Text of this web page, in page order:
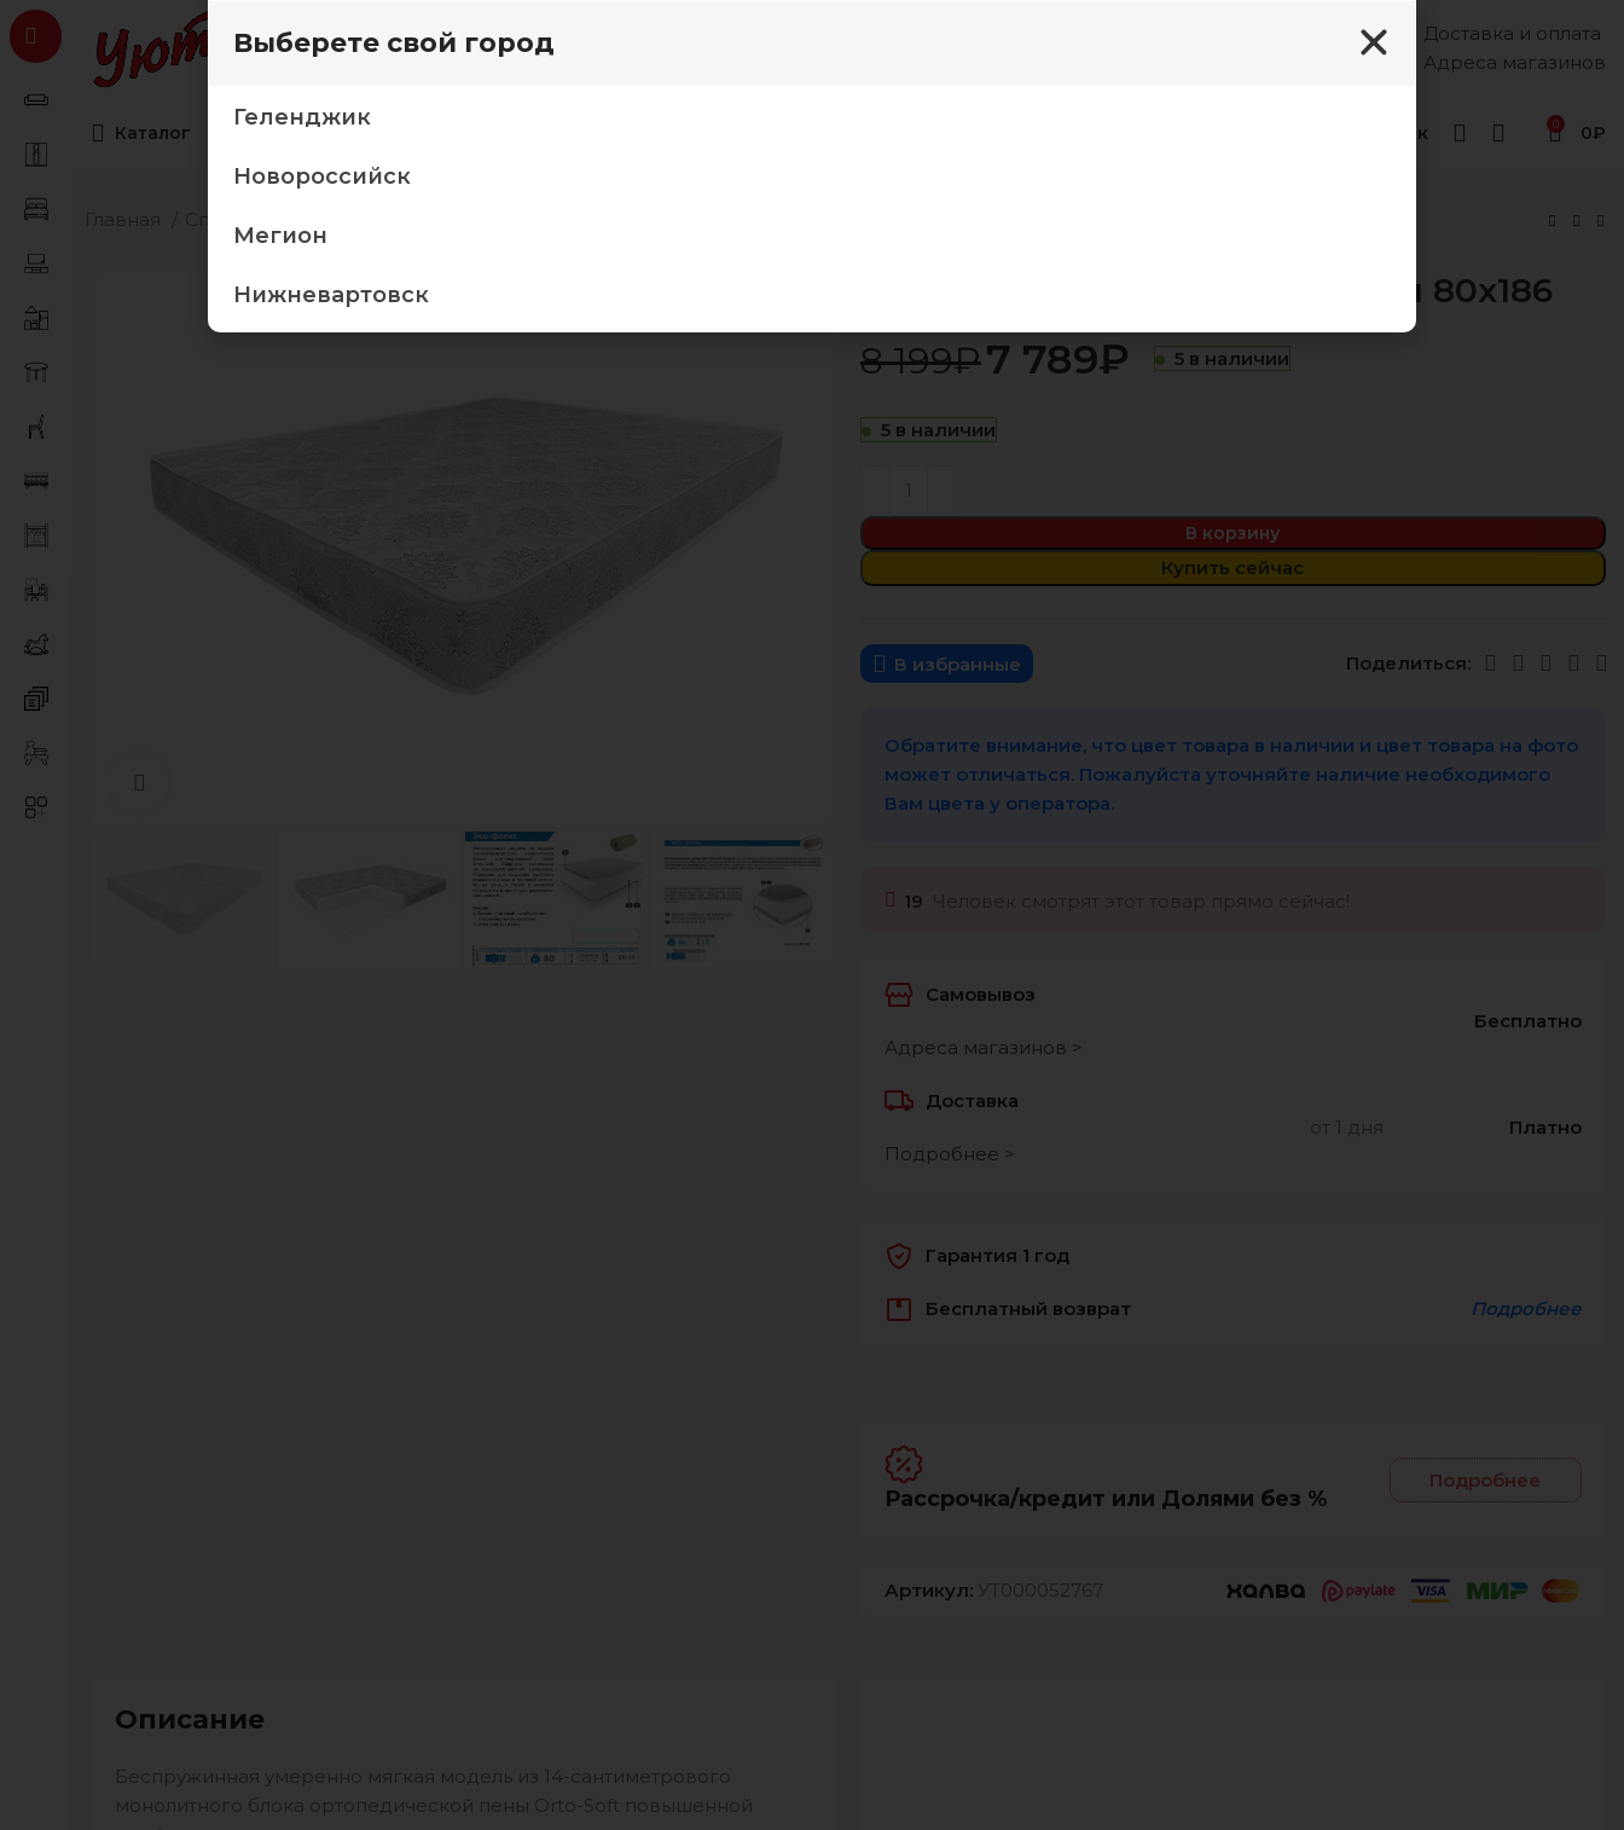
Доставка и оплата
Адреса магазинов
Каталог Коллекции мебели Геленджик 0 0₽
Главная Спальня
Матрас Эко Флекс Без пружин 80х186
8 199₽7 789₽ 5 в наличии
5 в наличии
В корзину
Купить сейчас
В избранные Поделиться:
Обратите внимание, что цвет товара в наличии и цвет товара на фото
может отличаться. Пожалуйста уточняйте наличие необходимого
Вам цвета у оператора.
19
Самовывоз
Адреса магазинов >
Бесплатно
Доставка
Подробнее >
от 1 дня Платно
Гарантия 1 год
Бесплатный возврат Подробнее
Рассрочка/кредит или Долями без %
Подробнее
Артикул: УТ000052767
Описание
Беспружинная умеренно мягкая модель из 14-сантиметрового
монолитного блока ортопедической пены Orto-Soft повышенной
Выберете свой город
Геленджик
Новороссийск
Мегион
Нижневартовск